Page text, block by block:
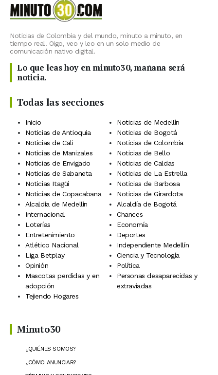
Noticias de Colombia y del mundo, minuto a minuto, en
tiempo real. Oigo, veo y leo en un solo medio de
comunicación nativo digital.
Lo que leas hoy en minuto30, mañana será
noticia.
Todas las secciones
Inicio
Noticias de Medellín
Noticias de Antioquia
Noticias de Bogotá
Noticias de Cali
Noticias de Colombia
Noticias de Manizales
Noticias de Bello
Noticias de Envigado
Noticias de Caldas
Noticias de Sabaneta
Noticias de La Estrella
Noticias Itagüí
Noticias de Barbosa
Noticias de Copacabana
Noticias de Girardota
Alcaldía de Medellín
Alcaldía de Bogotá
Internacional
Chances
Loterías
Economía
Entretenimiento
Deportes
Atlético Nacional
Independiente Medellín
Liga Betplay
Ciencia y Tecnología
Opinión
Política
Mascotas perdidas y en
adopción
Personas desaparecidas y
extraviadas
Tejiendo Hogares
Minuto30
¿QUIÉNES SOMOS?
¿CÓMO ANUNCIAR?